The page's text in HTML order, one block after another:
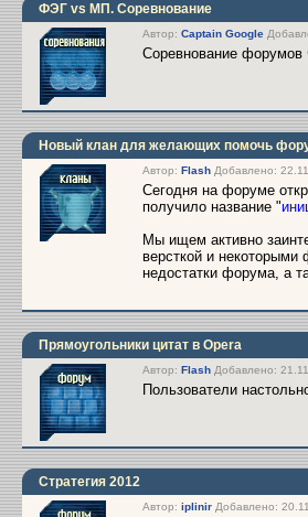
ФЭГ vs МП. Соревнование
Автор: Captain Google
Соревнование
Новый клан для желающих помочь
Автор: Flash Добавлено:
Сегодня на форуме
получило название "
Мы ищем активно
версткой и
недостатки форума, а
Прямоугольники цитат в Opera
Автор: Flash Добавлено:
Пользователи
Стратегия 2012
Автор: iplinir Добавлено: